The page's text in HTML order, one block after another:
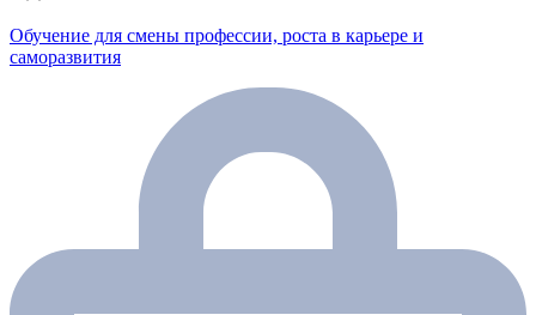
Обучение для смены профессии, роста в карьере и
саморазвития